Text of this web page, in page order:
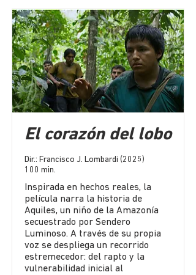
El corazón del lobo
Dir.: Francisco J. Lombardi (2025)
100 min.
Inspirada en hechos reales, la
película narra la historia de
Aquiles, un niño de la Amazonía
secuestrado por Sendero
Luminoso. A través de su propia
voz se despliega un recorrido
estremecedor: del rapto y la
vulnerabilidad inicial al